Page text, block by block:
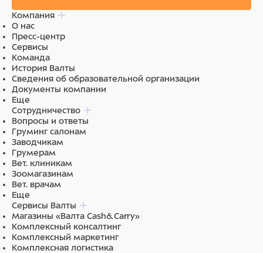
Компания
О нас
Пресс-центр
Сервисы
Команда
История Валты
Сведения об образовательной организации
Документы компании
Еще
Сотрудничество
Вопросы и ответы
Груминг салонам
Заводчикам
Грумерам
Вет. клиникам
Зоомагазинам
Вет. врачам
Еще
Сервисы Валты
Магазины «Валта Cash&Carry»
Комплексный консалтинг
Комплексный маркетинг
Комплексная логистика